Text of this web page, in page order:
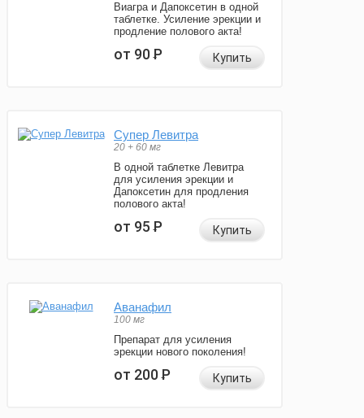
Виагра и Дапоксетин в одной
таблетке. Усиление эрекции и
продление полового акта!
от 90Р Купить
Супер Левитра
20 + 60 мг
В одной таблетке Левитра
для усиления эрекции и
Дапоксетин для продления
полового акта!
от 95Р Купить
Аванафил
100 мг
Препарат для усиления
эрекции нового поколения!
от 200Р Купить